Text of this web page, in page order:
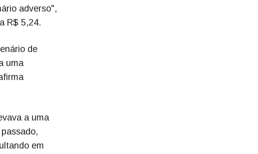
adverso",
R$ 5,24.
de
uma
a uma
em